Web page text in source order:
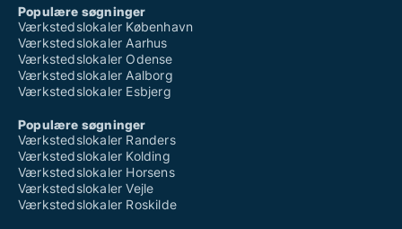
Populære søgninger
Værkstedslokaler København
Værkstedslokaler Aarhus
Værkstedslokaler Odense
Værkstedslokaler Aalborg
Værkstedslokaler Esbjerg
Populære søgninger
Værkstedslokaler Randers
Værkstedslokaler Kolding
Værkstedslokaler Horsens
Værkstedslokaler Vejle
Værkstedslokaler Roskilde